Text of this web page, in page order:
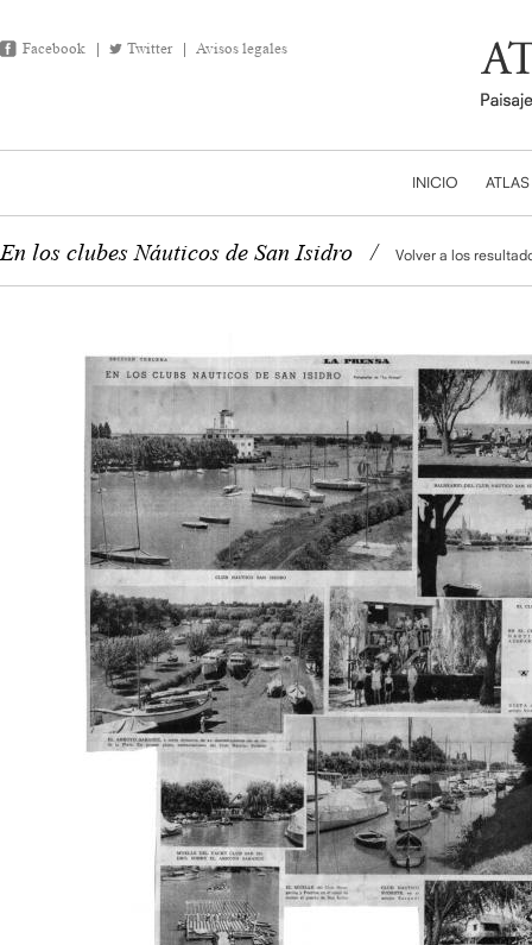
Facebook Twitter Avisos legales
INICIO ATLAS
En los clubes Náuticos de San Isidro / Volver a los